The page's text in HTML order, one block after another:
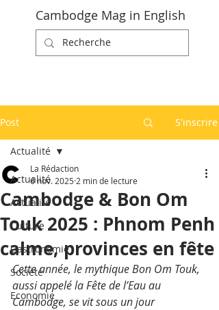
Cambodge Mag in English
Post S'inscrire
Actualité
Actualité
Culture
Gastronomie
Société
Economie
Actualité
Cambodge & Bon Om
Touk 2025 : Phnom Penh
calme, provinces en fête
La Rédaction
6 nov. 2025 2 min de lecture
Cette année, le mythique Bon Om Touk﻿,
aussi appelé la Fête de l’Eau﻿ au
Cambodge, se vit sous un jour